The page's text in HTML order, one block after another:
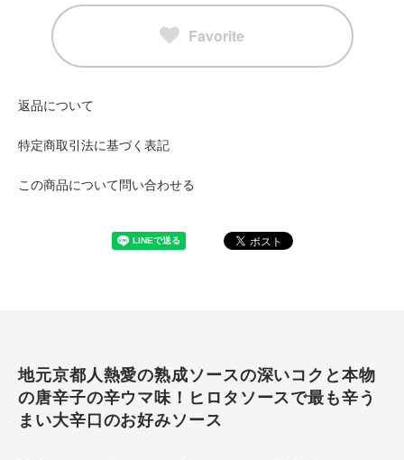
Favorite
返品について
特定商取引法に基づく表記
この商品について問い合わせる
地元京都人熱愛の熟成ソースの深いコクと本物
の唐辛子の辛ウマ味！ヒロタソースで最も辛う
まい大辛口のお好みソース